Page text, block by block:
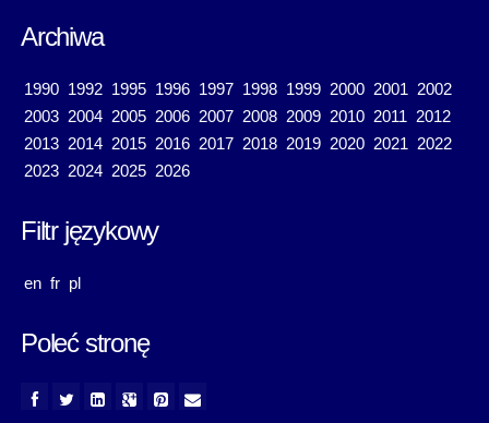
Archiwa
1990 1992 1995 1996 1997 1998 1999 2000 2001 2002
2003 2004 2005 2006 2007 2008 2009 2010 2011 2012
2013 2014 2015 2016 2017 2018 2019 2020 2021 2022
2023 2024 2025 2026
Filtr językowy
en fr pl
Poleć stronę